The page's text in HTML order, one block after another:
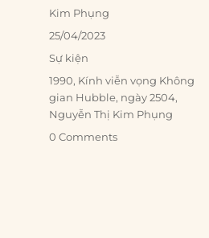
Author
Kim Phụng
Posted
25/04/2023
Categories
Sự kiện
Tags
1990, Kính viễn vọng Không
gian Hubble, ngày 2504,
Nguyễn Thị Kim Phụng
0 Comments